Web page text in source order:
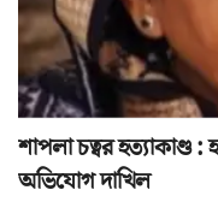
শাপলা চত্বর হত্যাকাণ্ড
অভিযোগ দাখিল